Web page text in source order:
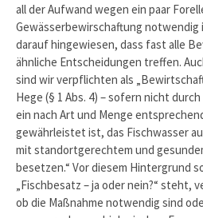
all der Aufwand wegen ein paar
Gewässerbewirschaftung notwendig
darauf hingewiesen, dass fast alle
ähnliche Entscheidungen treffen.
sind wir verpflichten als
Hege (§ 1 Abs. 4) – sofern nicht
ein nach Art und Menge
gewährleistet ist, das Fischwasser
mit standortgerechtem und
besetzen.“ Vor diesem Hintergrund
„Fischbesatz – ja oder nein?“
ob die Maßnahme notwendig sind